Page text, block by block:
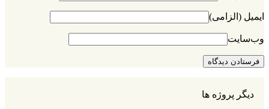
ایمیل (الزامی)
وب‌سایت
دیگر پروژه ها